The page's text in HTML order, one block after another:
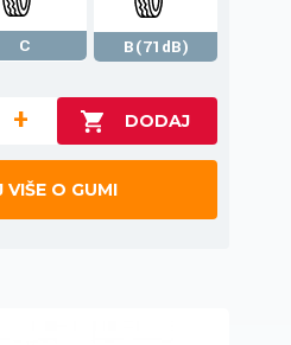
C
B(71dB)
+
VIŠE O GUMI